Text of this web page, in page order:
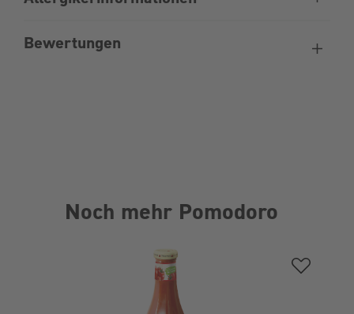
Bewertungen
Noch mehr Pomodoro